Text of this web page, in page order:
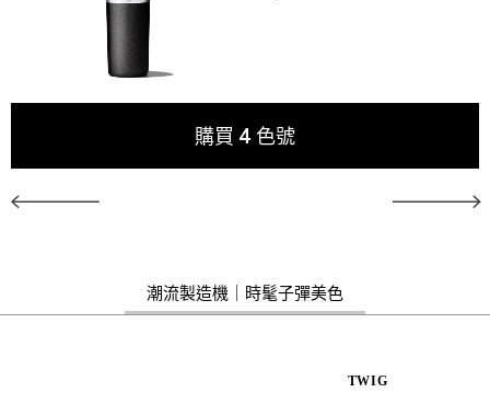
購買 4 色號
潮流製造機｜時髦子彈美色
TWIG